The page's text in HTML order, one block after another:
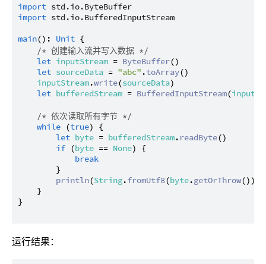
import std.io.ByteBuffer
import std.io.BufferedInputStream
main(): Unit {
/* 创建输入流并写入数据 */
let inputStream = ByteBuffer()
let sourceData = "abc" .toArray()
inputStream.write(sourceData)
let bufferedStream = BufferedInputStream(
/* 依次读取所有字节 */
while (true) {
let byte = bufferedStream. readByte()
if (byte == None) {
break
        }
println(String.fromUtf8(byte.getOrThrow()))
    }
}
运行结果：